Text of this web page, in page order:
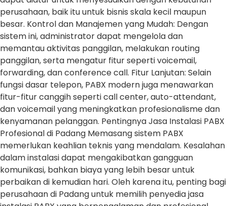
perusahaan, baik itu untuk bisnis skala kecil maupun
besar. Kontrol dan Manajemen yang Mudah: Dengan
sistem ini, administrator dapat mengelola dan
memantau aktivitas panggilan, melakukan routing
panggilan, serta mengatur fitur seperti voicemail,
forwarding, dan conference call. Fitur Lanjutan: Selain
fungsi dasar telepon, PABX modern juga menawarkan
fitur-fitur canggih seperti call center, auto-attendant,
dan voicemail yang meningkatkan profesionalisme dan
kenyamanan pelanggan. Pentingnya Jasa Instalasi PABX
Profesional di Padang Memasang sistem PABX
memerlukan keahlian teknis yang mendalam. Kesalahan
dalam instalasi dapat mengakibatkan gangguan
komunikasi, bahkan biaya yang lebih besar untuk
perbaikan di kemudian hari. Oleh karena itu, penting bagi
perusahaan di Padang untuk memilih penyedia jasa